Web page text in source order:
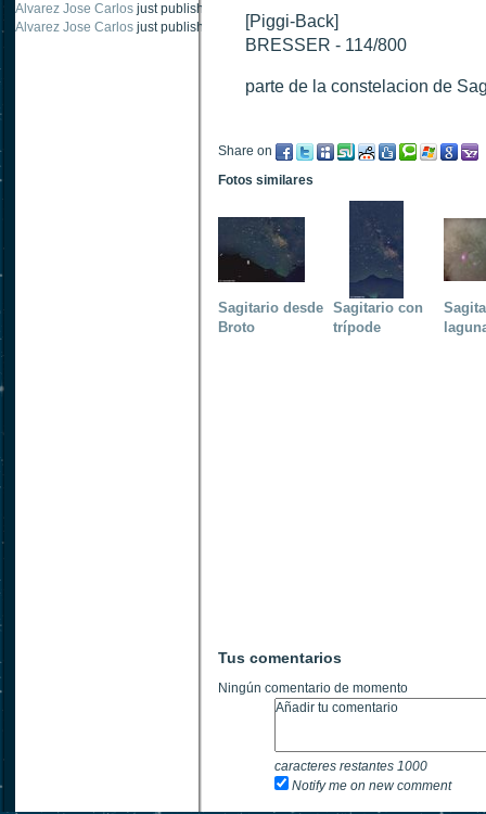
Alvarez Jose Carlos just published "
Alvarez Jose Carlos just published " Marte oposición octubre 2020 vs NASA
[Piggi-Back]
BRESSER - 114/800
parte de la constelacion de
Share on
Fotos similares
Sagitario desde
Broto
Sagitario con
trípode
Tus comentarios
Ningún comentario de momento
caracteres restantes 1000
Notify me on new comment